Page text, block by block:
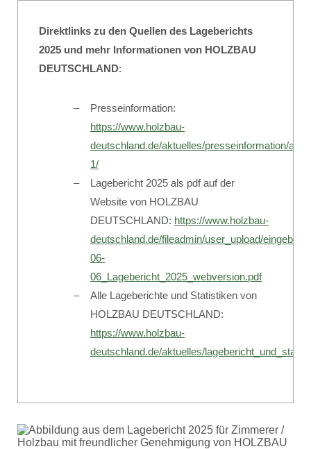
Direktlinks zu den Quellen des Lageberichts
2025 und mehr Informationen von HOLZBAU
DEUTSCHLAND:
Presseinformation:
https://www.holzbau-
deutschland.de/aktuelles/presseinformation/
1/
Lagebericht 2025 als pdf auf der
Website von HOLZBAU
DEUTSCHLAND: https://www.holzbau-
deutschland.de/fileadmin/user_upload/
06-
06_Lagebericht_2025_webversion.pdf
Alle Lageberichte und Statistiken von
HOLZBAU DEUTSCHLAND:
https://www.holzbau-
deutschland.de/aktuelles/